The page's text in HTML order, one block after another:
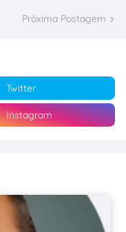
Próxima Postagem
Twitter
Instagram